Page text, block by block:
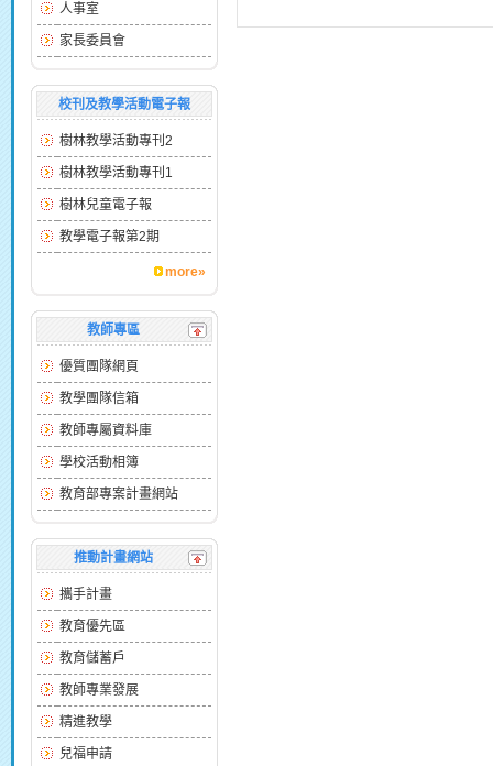
人事室
家長委員會
校刊及教學活動電子報
樹林教學活動專刊2
樹林教學活動專刊1
樹林兒童電子報
教學電子報第2期
more»
教師專區
優質團隊網頁
教學團隊信箱
教師專屬資料庫
學校活動相簿
教育部專案計畫網站
推動計畫網站
攜手計畫
教育優先區
教育儲蓄戶
教師專業發展
精進教學
兒福申請